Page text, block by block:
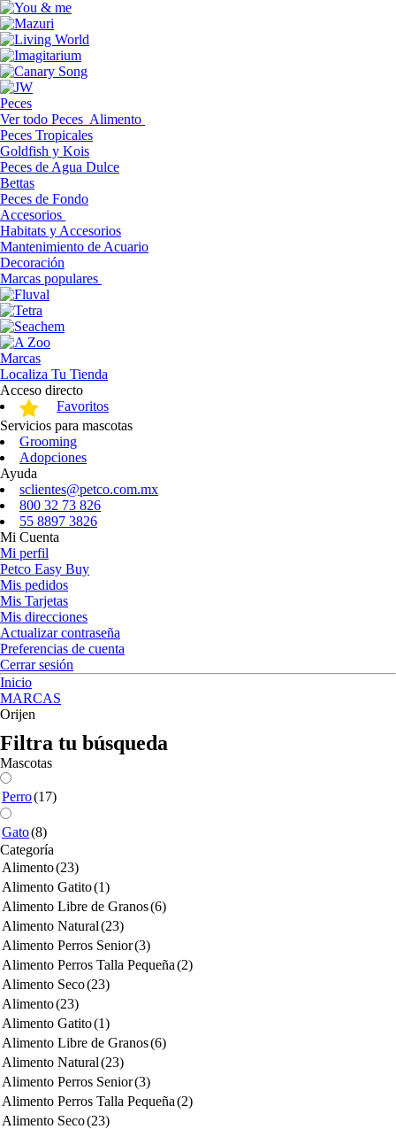
Peces
Ver todo Peces Alimento
Peces Tropicales
Goldfish y Kois
Peces de Agua Dulce
Bettas
Peces de Fondo
Accesorios
Habitats y Accesorios
Mantenimiento de Acuario
Decoración
Marcas populares
Marcas
Localiza Tu Tienda
Acceso directo
Favoritos
Servicios para mascotas
Grooming
Adopciones
Ayuda
sclientes@petco.com.mx
800 32 73 826
55 8897 3826
Mi Cuenta
Mi perfil
Petco Easy Buy
Mis pedidos
Mis Tarjetas
Mis direcciones
Actualizar contraseña
Preferencias de cuenta
Cerrar sesión
Inicio
MARCAS
Orijen
Filtra tu búsqueda
Mascotas
Perro(17)
Gato(8)
Categoría
Alimento(23)
Alimento Gatito(1)
Alimento Libre de Granos(6)
Alimento Natural(23)
Alimento Perros Senior(3)
Alimento Perros Talla Pequeña(2)
Alimento Seco(23)
Alimento(23)
Alimento Gatito(1)
Alimento Libre de Granos(6)
Alimento Natural(23)
Alimento Perros Senior(3)
Alimento Perros Talla Pequeña(2)
Alimento Seco(23)